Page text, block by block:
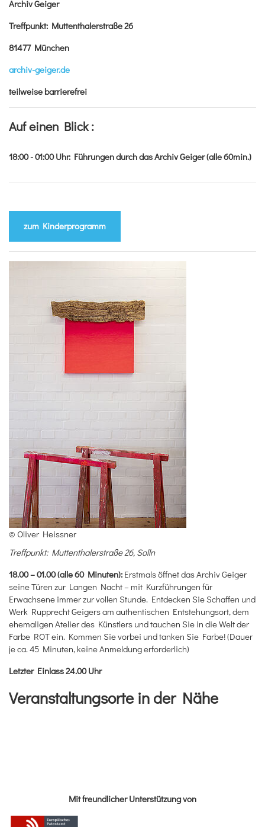
Archiv Geiger
Treffpunkt: Muttenthalerstraße 26
81477 München
archiv-geiger.de
teilweise barrierefrei
Auf einen Blick :
18:00 - 01:00Uhr: Führungen durch das Archiv Geiger (alle 60min.)
zum Kinderprogramm
© Oliver Heissner
Treffpunkt: Muttenthalerstraße 26, Solln
18.00 – 01.00 (alle 60 Minuten): Erstmals öffnet das Archiv Geiger
seine Türen zur Langen Nacht – mit Kurzführungen für
Erwachsene immer zur vollen Stunde. Entdecken Sie Schaffen und
Werk Rupprecht Geigers am authentischen Entstehungsort, dem
ehemaligen Atelier des Künstlers und tauchen Sie in die Welt der
Farbe ROT ein. Kommen Sie vorbei und tanken Sie Farbe! (Dauer
je ca. 45 Minuten, keine Anmeldung erforderlich)
Letzter Einlass 24.00 Uhr
Veranstaltungsorte in der Nähe
Mit freundlicher Unterstützung von